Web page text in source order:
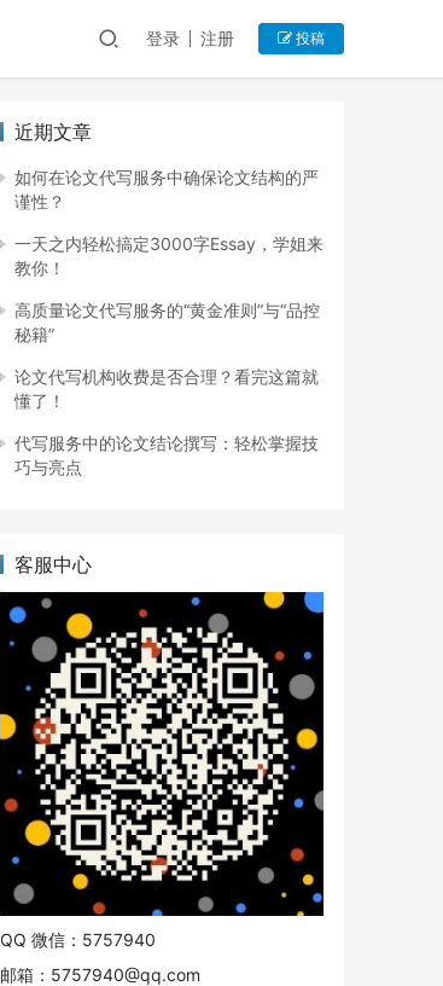
登录 注册 投稿
近期文章
如何在论文代写服务中确保论文结构的严
谨性？
一天之内轻松搞定3000字Essay，学姐来
教你！
高质量论文代写服务的“黄金准则”与“品控
秘籍”
论文代写机构收费是否合理？看完这篇就
懂了！
代写服务中的论文结论撰写：轻松掌握技
巧与亮点
客服中心
QQ 微信：5757940
邮箱： 5757940@qq.com